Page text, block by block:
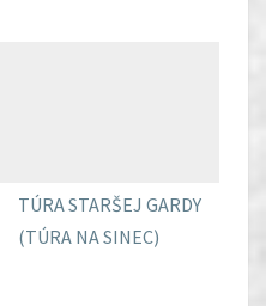
TÚRA STARŠEJ GARDY
(TÚRA NA SINEC)